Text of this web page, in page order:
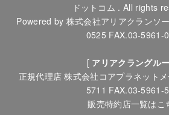
ドットコム . All rights
Powered by 株式会社アリアクランソ
0525 FAX.03-5961-
[ アリアクラングル
正規代理店株式会社コアプラネット
5711 FAX.03-5961-
販売特約店一覧はこ